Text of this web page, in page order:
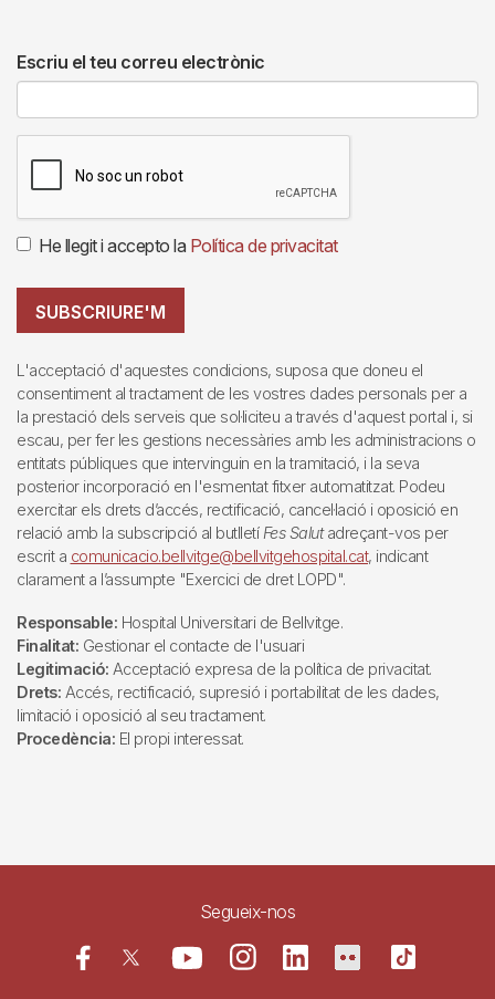
Escriu el teu correu electrònic
He llegit i accepto la Política de privacitat
SUBSCRIURE'M
L'acceptació d'aquestes condicions, suposa que doneu el
consentiment al tractament de les vostres dades personals per a
la prestació dels serveis que sol·liciteu a través d'aquest portal i, si
escau, per fer les gestions necessàries amb les administracions o
entitats públiques que intervinguin en la tramitació, i la seva
posterior incorporació en l'esmentat fitxer automatitzat. Podeu
exercitar els drets d’accés, rectificació, cancel·lació i oposició en
relació amb la subscripció al butlletí Fes Salutadreçant-vos per
escrit a comunicacio.bellvitge@bellvitgehospital.cat, indicant
clarament a l’assumpte "Exercici de dret LOPD".
Responsable: Hospital Universitari de Bellvitge.
Finalitat: Gestionar el contacte de l'usuari
Legitimació: Acceptació expresa de la política de privacitat.
Drets: Accés, rectificació, supresió i portabilitat de les dades,
limitació i oposició al seu tractament.
Procedència: El propi interessat.
Segueix-nos